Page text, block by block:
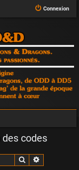
Connexion
des codes
Rechercher